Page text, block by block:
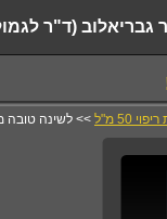
גבריאלוב (ד"ר
50 מ"ל >> לשינה טובה